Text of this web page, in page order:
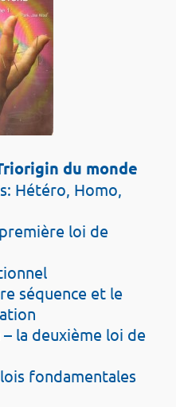
du monde
Hétéro, Homo,
loi de
séquence et le
la deuxième loi de
fondamentales